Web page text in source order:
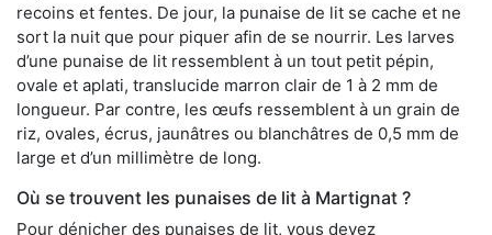
recoins et fentes. De jour, la punaise de lit se cache et ne
sort la nuit que pour piquer afin de se nourrir. Les larves
d’une punaise de lit ressemblent à un tout petit pépin,
ovale et aplati, translucide marron clair de 1 à 2 mm de
longueur. Par contre, les œufs ressemblent à un grain de
riz, ovales, écrus, jaunâtres ou blanchâtres de 0,5 mm de
large et d’un millimètre de long.
Où se trouvent les punaises de lit à Martignat ?
Pour dénicher des punaises de lit, vous devez